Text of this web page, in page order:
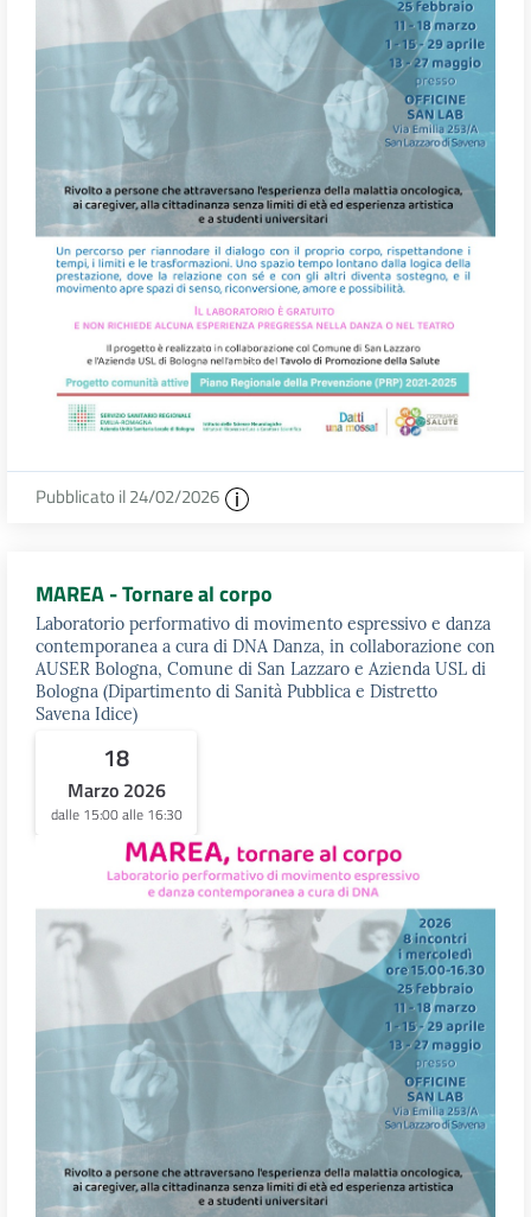
Pubblicato il 24/02/2026
MAREA - Tornare al corpo
Laboratorio performativo di movimento espressivo e danza
contemporanea a cura di DNA Danza, in collaborazione con
AUSER Bologna, Comune di San Lazzaro e Azienda USL di
Bologna (Dipartimento di Sanità Pubblica e Distretto
Savena Idice)
18
Marzo 2026
dalle 15:00 alle 16:30